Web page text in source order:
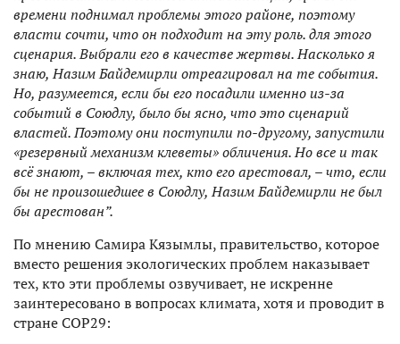
времени поднимал проблемы этого районе, поэтому
власти сочти, что он подходит на эту роль. для этого
сценария. Выбрали его в качестве жертвы. Насколько я
знаю, Назим Байдемирли отреагировал на те события.
Но, разумеется, если бы его посадили именно из-за
событий в Союдлу, было бы ясно, что это сценарий
властей. Поэтому они поступили по-другому, запустили
«резервный механизм клеветы» обличения. Но все и так
всё знают, – включая тех, кто его арестовал, – что, если
бы не произошедшее в Союдлу, Назим Байдемирли не был
бы арестован”.
По мнению Самира Кязымлы, правительство, которое
вместо решения экологических проблем наказывает
тех, кто эти проблемы озвучивает, не искренне
заинтересовано в вопросах климата, хотя и проводит в
стране СОР29: